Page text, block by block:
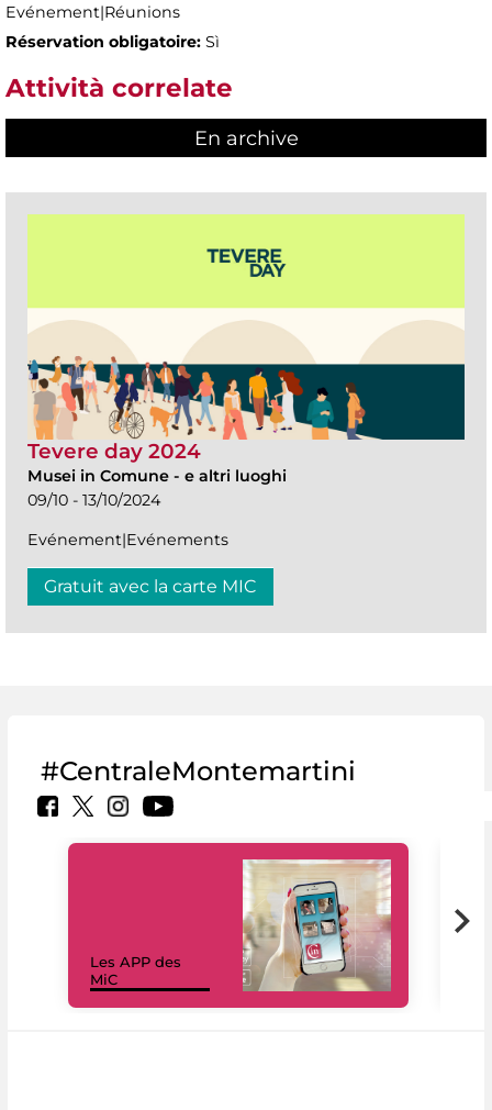
Evénement|Réunions
Réservation obligatoire: Sì
Attività correlate
En archive
Tevere day 2024
Musei in Comune - e altri luoghi
09/10 - 13/10/2024
Evénement|Evénements
Gratuit avec la carte MIC
#CentraleMontemartini
Les APP des
MiC